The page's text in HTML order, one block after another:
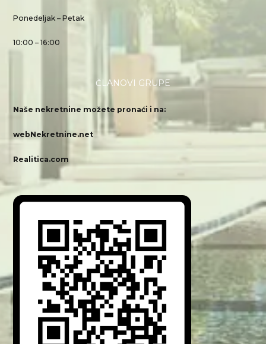
Ponedeljak – Petak
10:00 – 16:00
ČLANOVI GRUPE
Naše nekretnine možete pronaći i na:
webNekretnine.net
Realitica.com